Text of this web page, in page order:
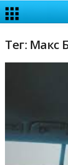
Тег: Макс